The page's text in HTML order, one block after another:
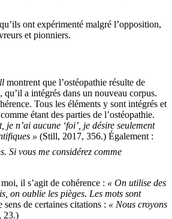
ont expérimenté malgré l’opposition,
et pionniers.
montrent que l’ostéopathie résulte de
a intégrés dans un nouveau corpus.
Tous les éléments y sont intégrés et
étant des parties de l’ostéopathie.
je n’ai aucune ‘foi’, je désire seulement
» (Still, 2017, 356.) Également :
Si vous me considérez comme
il s’agit de cohérence : « On utilise des
on oublie les pièges. Les mots sont
de certaines citations : « Nous croyons
23.)